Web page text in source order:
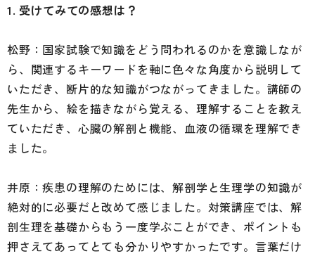
1. 受けてみての感想は？
松野：国家試験で知識をどう問われるのかを意識しなが
ら、関連するキーワードを軸に色々な角度から説明して
いただき、断片的な知識がつながってきました。講師の
先生から、絵を描きながら覚える、理解することを教え
ていただき、心臓の解剖と機能、血液の循環を理解でき
ました。
井原：疾患の理解のためには、解剖学と生理学の知識が
絶対的に必要だと改めて感じました。対策講座では、解
剖生理を基礎からもう一度学ぶことができ、ポイントも
押さえてあってとても分かりやすかったです。言葉だけ